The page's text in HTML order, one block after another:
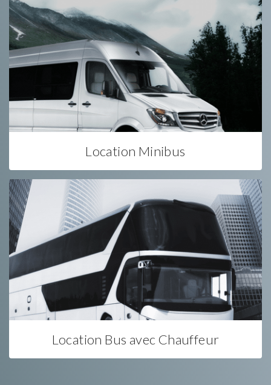
Location Minibus
Location Bus avec Chauffeur